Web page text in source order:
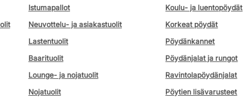
Istumapallot
Neuvottelu- ja asiakastuolit
Lastentuolit
Baarituolit
Lounge- ja nojatuolit
Nojatuolit
Koulu- ja luentopöydät
Korkeat pöydät
Pöydänkannet
Pöydänjalat ja rungot
Ravintolapöydänjalat
Pöytien lisävarusteet